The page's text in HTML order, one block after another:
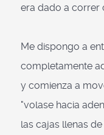
era dado a correr
Me dispongo a
completamente
y comienza a
"volase hacia
las cajas llenas